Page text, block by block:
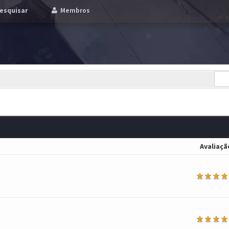
Membros